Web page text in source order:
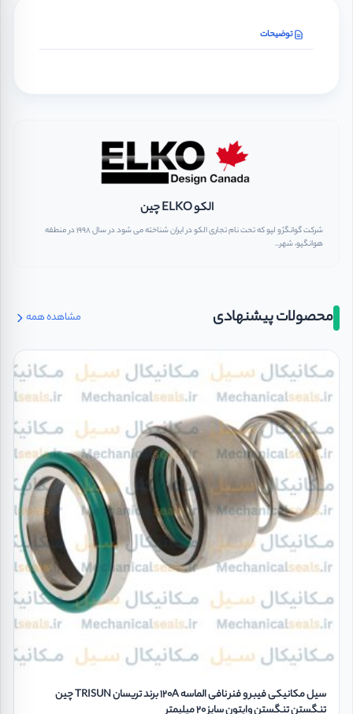
توضیحات
الکو ELKO چین
شرکت گوانگژو لپو که تحت نام تجاری الکو در ایران شناخته می شود در سال ۱۹۹۸ در منطقه
هوانگپو، شهر...
محصولات پیشنهادی مشاهده همه
سیل مکانیکی فیبر و فنر نافی الماسه 120A برند تریسان TRISUN چین
تنگستن تنگستن وایتون سایز 20 میلیمتر